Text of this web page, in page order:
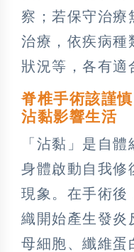
察；若保守治療
治療，依疾病種
狀況等，各有適
脊椎手術該謹
沾黏影響生活
「沾黏」是自
身體啟動自我修
現象。在手術後
織開始產生發炎
母細胞、纖維蛋